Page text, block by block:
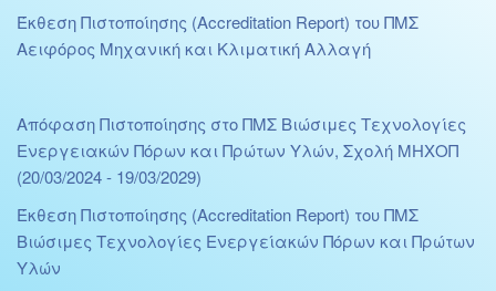
Έκθεση Πιστοποίησης (Accreditation Report) του ΠΜΣ
Αειφόρος Μηχανική και Κλιματική Αλλαγή
Απόφαση Πιστοποίησης στο ΠΜΣ Βιώσιμες Τεχνολογίες
Ενεργειακών Πόρων και Πρώτων Υλών, Σχολή ΜΗΧΟΠ
(20/03/2024 - 19/03/2029)
Έκθεση Πιστοποίησης (Accreditation Report) του ΠΜΣ
Βιώσιμες Τεχνολογίες Ενεργείακών Πόρων και Πρώτων
Υλών